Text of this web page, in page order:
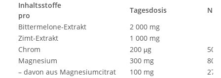
Inhaltsstoffe
pro
Tagesdosis
Bittermelone-Extrakt
2 000 mg
Zimt-Extrakt
1 000 mg
Chrom
200 μg
500
Magnesium
300 mg
80
– davon aus Magnesiumcitrat
100 mg
27